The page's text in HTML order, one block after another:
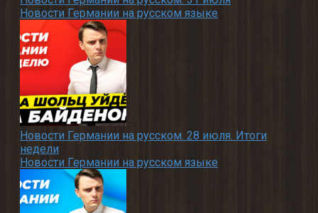
Новости Германии на русском языке
Новости Германии на русском. 28 июля. Итоги
недели
Новости Германии на русском языке